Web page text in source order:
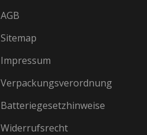
AGB
Sitemap
Impressum
Verpackungsverordnung
Batteriegesetzhinweise
Widerrufsrecht